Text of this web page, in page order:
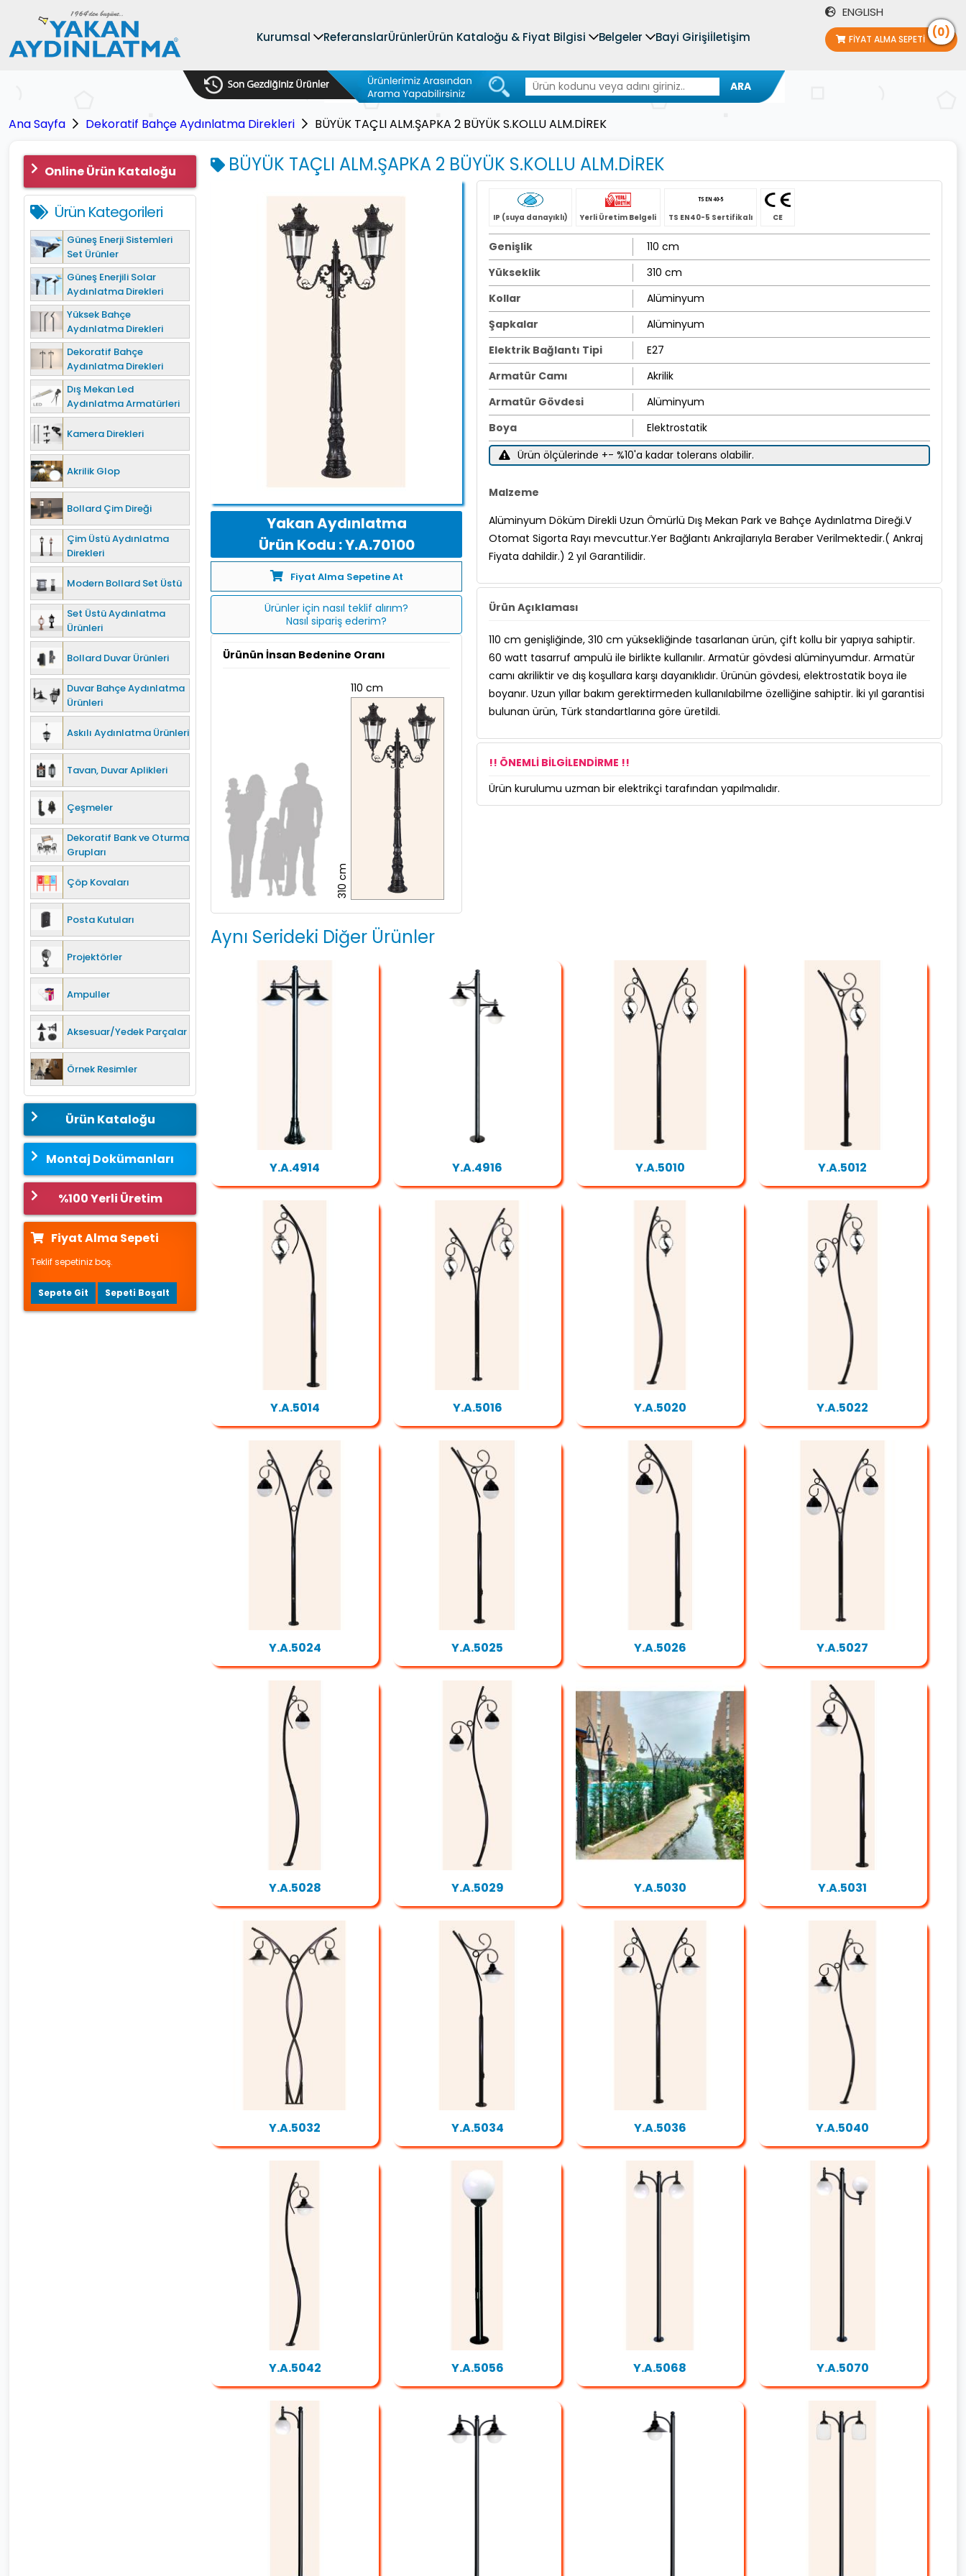
Kurumsal ReferanslarÜrünlerÜrün Kataloğu & Fiyat Bilgisi Belgeler Bayi Girişiİletişim
ENGLISH
FIYAT ALMA SEPETI (0)
ARA
Ana Sayfa Dekoratif Bahçe Aydınlatma Direkleri BÜYÜK TAÇLI ALM.ŞAPKA 2 BÜYÜK S.KOLLU ALM.DİREK
Online Ürün Kataloğu
Ürün Kategorileri
Güneş Enerji Sistemleri
Set Ürünler
Güneş Enerjili Solar
Aydınlatma Direkleri
Yüksek Bahçe
Aydınlatma Direkleri
Dekoratif Bahçe
Aydınlatma Direkleri
Dış Mekan Led
Aydınlatma Armatürleri
Kamera Direkleri
Akrilik Glop
Bollard Çim Direği
Çim Üstü Aydınlatma
Direkleri
Modern Bollard Set Üstü
Set Üstü Aydınlatma
Ürünleri
Bollard Duvar Ürünleri
Duvar Bahçe Aydınlatma
Ürünleri
Askılı Aydınlatma Ürünleri
Tavan, Duvar Aplikleri
Çeşmeler
Dekoratif Bank ve Oturma
Grupları
Çöp Kovaları
Posta Kutuları
Projektörler
Ampuller
Aksesuar/Yedek Parçalar
Örnek Resimler
Ürün Kataloğu
Montaj Dokümanları
%100 Yerli Üretim
Fiyat Alma Sepeti
Teklif sepetiniz boş.
Sepete Git Sepeti Boşalt
BÜYÜK TAÇLI ALM.ŞAPKA 2 BÜYÜK S.KOLLU ALM.DİREK
Yakan Aydınlatma
Ürün Kodu : Y.A.70100
Fiyat Alma Sepetine At
Ürünler için nasıl teklif alırım?
Nasıl sipariş ederim?
Ürünün İnsan Bedenine Oranı
110 cm
310 cm
IP (suya danayıklı) Yerli Üretim Belgeli TS EN40-5 Sertifikalı CE
Genişlik
110 cm
Yükseklik
310 cm
Kollar
Alüminyum
Şapkalar
Alüminyum
Elektrik Bağlantı Tipi
E27
Armatür Camı
Akrilik
Armatür Gövdesi
Alüminyum
Boya
Elektrostatik
Ürün ölçülerinde +- %10'a kadar tolerans olabilir.
Malzeme
Alüminyum Döküm Direkli Uzun Ömürlü Dış Mekan Park ve Bahçe Aydınlatma Direği.V
Otomat Sigorta Rayı mevcuttur.Yer Bağlantı Ankrajlarıyla Beraber Verilmektedir.( Ankraj
Fiyata dahildir.) 2 yıl Garantilidir.
Ürün Açıklaması
110 cm genişliğinde, 310 cm yüksekliğinde tasarlanan ürün, çift kollu bir yapıya sahiptir.
60 watt tasarruf ampulü ile birlikte kullanılır. Armatür gövdesi alüminyumdur. Armatür
camı akriliktir ve dış koşullara karşı dayanıklıdır. Ürünün gövdesi, elektrostatik boya ile
boyanır. Uzun yıllar bakım gerektirmeden kullanılabilme özelliğine sahiptir. İki yıl garantisi
bulunan ürün, Türk standartlarına göre üretildi.
!! ÖNEMLİ BİLGİLENDİRME !!
Ürün kurulumu uzman bir elektrikçi tarafından yapılmalıdır.
Aynı Serideki Diğer Ürünler
Y.A.4914 Y.A.4916 Y.A.5010 Y.A.5012
Y.A.5014 Y.A.5016 Y.A.5020 Y.A.5022
Y.A.5024 Y.A.5025 Y.A.5026 Y.A.5027
Y.A.5028 Y.A.5029 Y.A.5030 Y.A.5031
Y.A.5032 Y.A.5034 Y.A.5036 Y.A.5040
Y.A.5042 Y.A.5056 Y.A.5068 Y.A.5070